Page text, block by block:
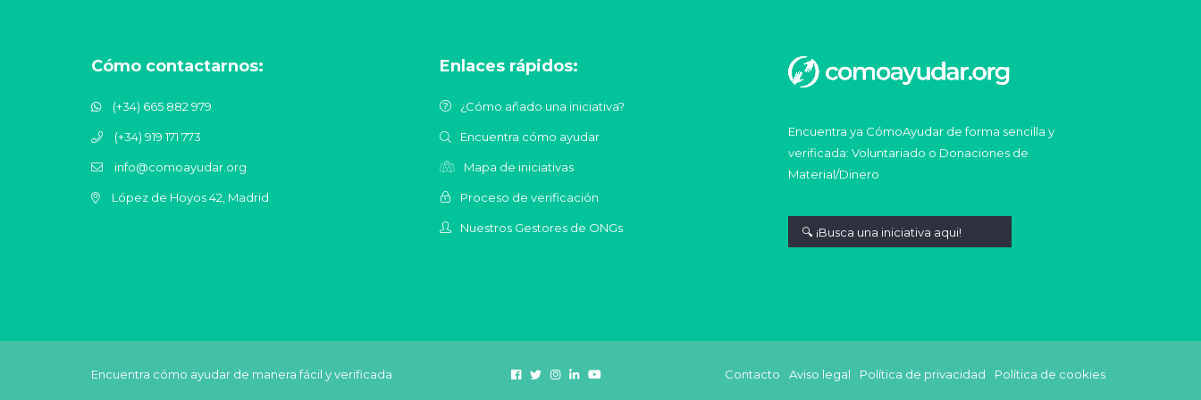
Cómo contactarnos:
(+34) 665 882 979
(+34) 919 171 773
info@comoayudar.org
López de Hoyos 42, Madrid
Enlaces rápidos:
¿Cómo añado una iniciativa?
Encuentra cómo ayudar
Mapa de iniciativas
Proceso de verificación
Nuestros Gestores de ONGs
Encuentra ya CómoAyudar de forma sencilla y
verificada: Voluntariado o Donaciones de
Material/Dinero
Encuentra cómo ayudar de manera fácil y verificada Contacto Aviso legal Política de privacidad Política de cookies